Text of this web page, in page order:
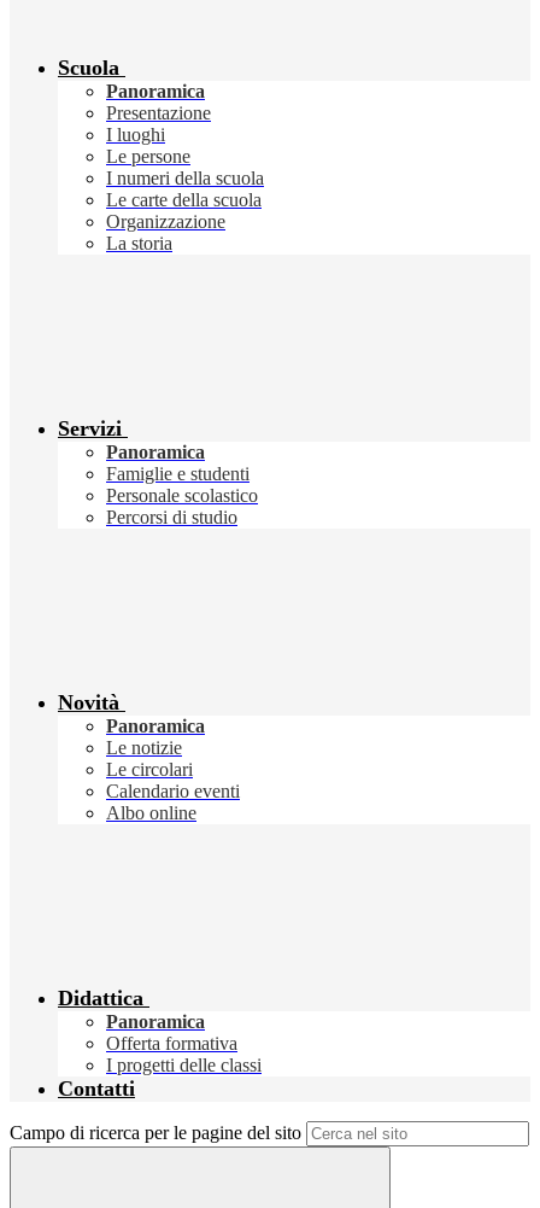
Scuola
Panoramica
Presentazione
I luoghi
Le persone
I numeri della scuola
Le carte della scuola
Organizzazione
La storia
Servizi
Panoramica
Famiglie e studenti
Personale scolastico
Percorsi di studio
Novità
Panoramica
Le notizie
Le circolari
Calendario eventi
Albo online
Didattica
Panoramica
Offerta formativa
I progetti delle classi
Contatti
Campo di ricerca per le pagine del sito